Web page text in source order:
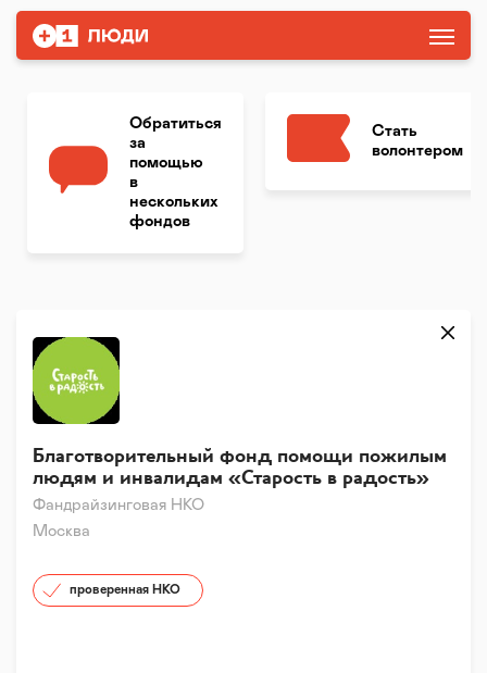
Обратиться
за
помощью
в
нескольких
фондов
Стать
волонтером
Фандрайзинговая НКО
Благотворительный фонд помощи пожилым
людям и инвалидам «Старость в радость»
Москва
проверенная НКО